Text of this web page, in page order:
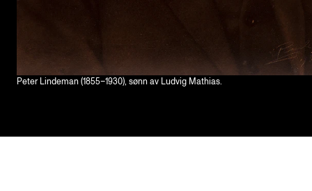
Peter Lindeman (1855–1930), sønn av Ludvig Mathias.